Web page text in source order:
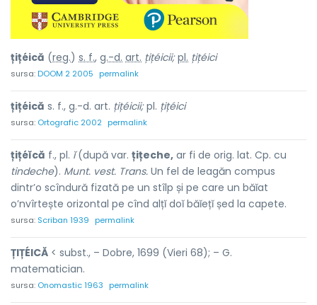
țițéică (reg.) s. f., g.-d. art. țițéicii; pl. țițéici
sursa:DOOM 2 2005 permalink
țițéică s. f., g.-d. art. țițéicii;pl. țițéici
sursa: Ortografic 2002 permalink
țițéĭcă f., pl. ĭ(după var. țițeche, ar fi de orig. lat. Cp. cu
tindeche). Munt. vest. Trans. Un fel de leagăn compus
dintr’o scîndură fizată pe un stîlp și pe care un băĭat
o’nvîrtește orizontal pe cînd alțĭ doĭ băĭețĭ șed la capete.
sursa: Scriban 1939 permalink
ȚIȚÉICĂ < subst., – Dobre, 1699 (Vieri 68); – G.
matematician.
sursa: Onomastic 1963 permalink